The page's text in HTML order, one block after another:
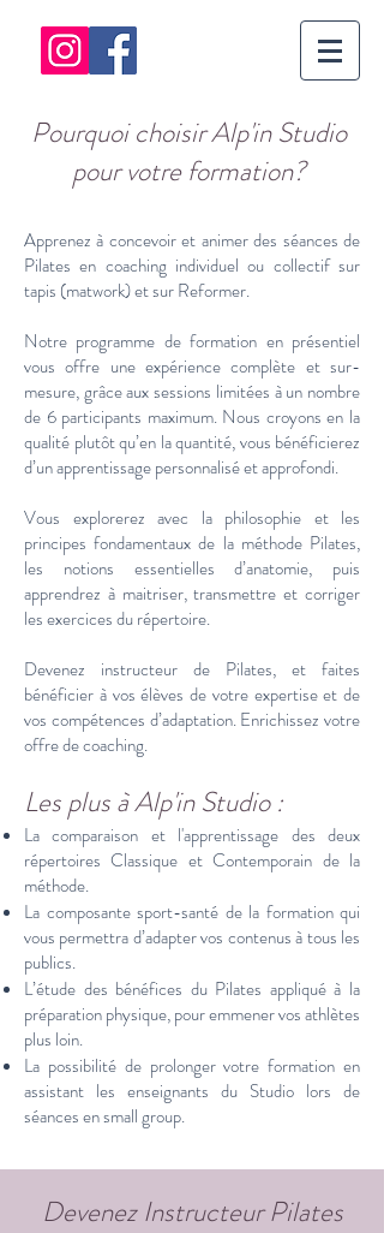
Pourquoi choisir Alp'in Studio
pour votre formation?
Apprenez à concevoir et animer des séances de
Pilates en coaching individuel ou collectif sur
tapis (matwork) et sur Reformer.
Notre programme de formation en présentiel
vous offre une expérience complète et sur-
mesure, grâce aux sessions limitées à un nombre
de 6 participants maximum. Nous croyons en la
qualité plutôt qu’en la quantité, vous bénéficierez
d’un apprentissage personnalisé et approfondi.
Vous explorerez avec la philosophie et les
principes fondamentaux de la méthode Pilates,
les notions essentielles d’anatomie, puis
apprendrez à maitriser, transmettre et corriger
les exercices du répertoire.
Devenez instructeur de Pilates, et faites
bénéficier à vos élèves de votre expertise et de
vos compétences d’adaptation. Enrichissez votre
offre de coaching.
Les plus à Alp'in Studio :
La comparaison et l'apprentissage des deux
répertoires Classique et Contemporain de la
méthode.
La composante sport-santé de la formation qui
vous permettra d’adapter vos contenus à tous les
publics.
L’étude des bénéfices du Pilates appliqué à la
préparation physique, pour emmener vos athlètes
plus loin.
La possibilité de prolonger votre formation en
assistant les enseignants du Studio lors de
séances en small group.
Devenez Instructeur Pilates